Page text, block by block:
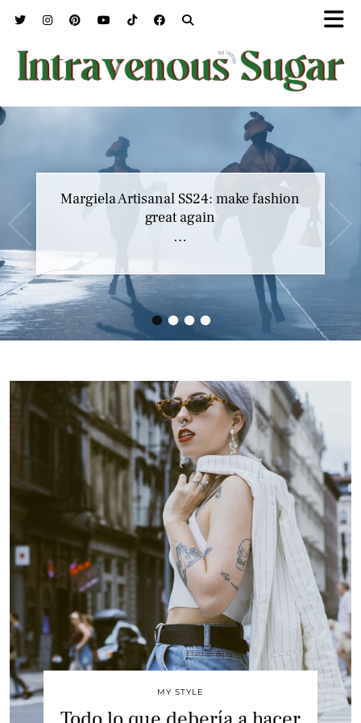
••••
Margiela Artisanal SS24: make fashion
great again
…
MY STYLE